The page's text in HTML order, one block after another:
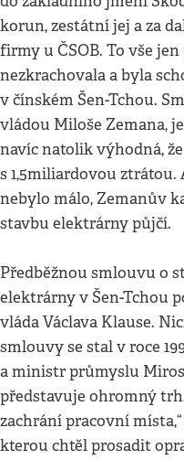
korun, zestátní jej a za
firmy u ČSOB. To vše
nezkrachovala a byla
v čínském Šen-Tchou.
vládou Miloše Zemana,
navíc natolik výhodná,
s 1,5miliardovou
nebylo málo, Zemanův
stavbu elektrárny půjčí.
Předběžnou smlouvu o
elektrárny v Šen-Tchou
vláda Václava Klause.
smlouvy se stal v roce
a ministr průmyslu
představuje ohromný
zachrání pracovní
kterou chtěl prosadit